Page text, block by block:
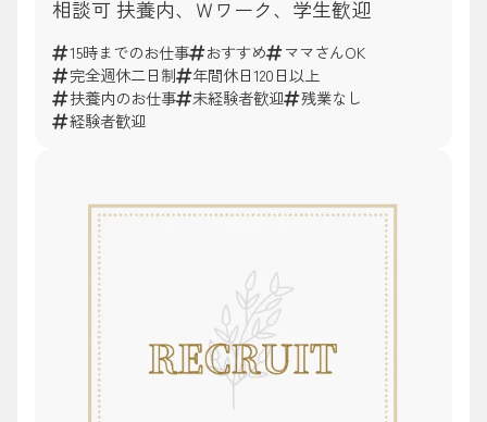
相談可 扶養内、Ｗワーク、学生歓迎
15時までのお仕事 おすすめ
ママさんOK
完全週休二日制
年間休日120日以上
扶養内のお仕事
未経験者歓迎
残業なし
経験者歓迎